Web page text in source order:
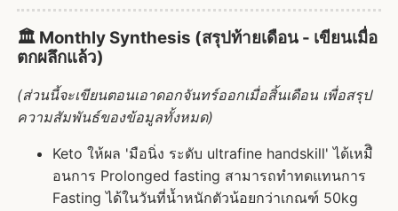
🏛️ Monthly Synthesis (สรุปท้ายเดือน - เขียนเมื่อ
ตกผลึกแล้ว)
(ส่วนนี้จะเขียนตอนเอาดอกจันทร์ออกเมื่อสิ้นเดือน เพื่อสรุป
ความสัมพันธ์ของข้อมูลทั้งหมด)
Keto ให้ผล 'มือนิ่ง ระดับ ultrafine handskill' ได้เหมืิ
อนการ Prolonged fasting สามารถทำทดแทนการ
Fasting ได้ในวันที่น้ำหนักตัวน้อยกว่าเกณฑ์ 50kg